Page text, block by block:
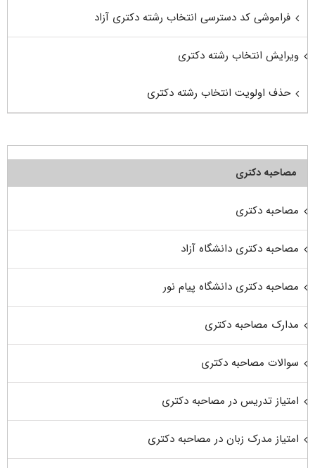
فراموشی کد دسترسی انتخاب رشته دکتری آزاد
ویرایش انتخاب رشته دکتری
حذف اولویت انتخاب رشته دکتری
مصاحبه دکتری
مصاحبه دکتری
مصاحبه دکتری دانشگاه آزاد
مصاحبه دکتری دانشگاه پیام نور
مدارک مصاحبه دکتری
سوالات مصاحبه دکتری
امتیاز تدریس در مصاحبه دکتری
امتیاز مدرک زبان در مصاحبه دکتری